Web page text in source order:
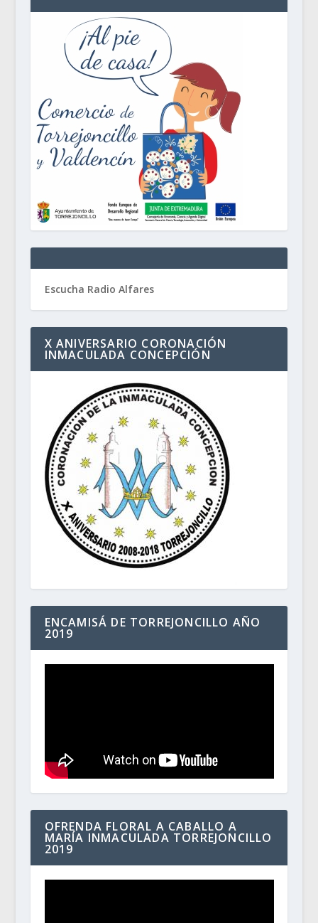
Escucha Radio Alfares
X ANIVERSARIO CORONACIÓN
INMACULADA CONCEPCIÓN
ENCAMISÁ DE TORREJONCILLO AÑO
2019
OFRENDA FLORAL A CABALLO A
MARÍA INMACULADA TORREJONCILLO
2019